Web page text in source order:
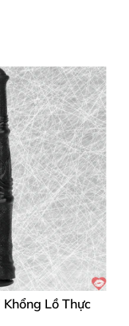
Lồ Thực